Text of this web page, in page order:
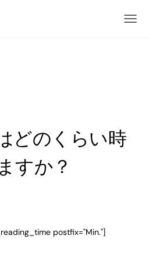
どのくらい時
すか？
postfix="Min."]